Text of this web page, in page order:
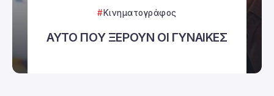
Κινηματογράφος
ΑΥΤΟ ΠΟΥ ΞΕΡΟΥΝ ΟΙ ΓΥΝΑΙΚΕΣ